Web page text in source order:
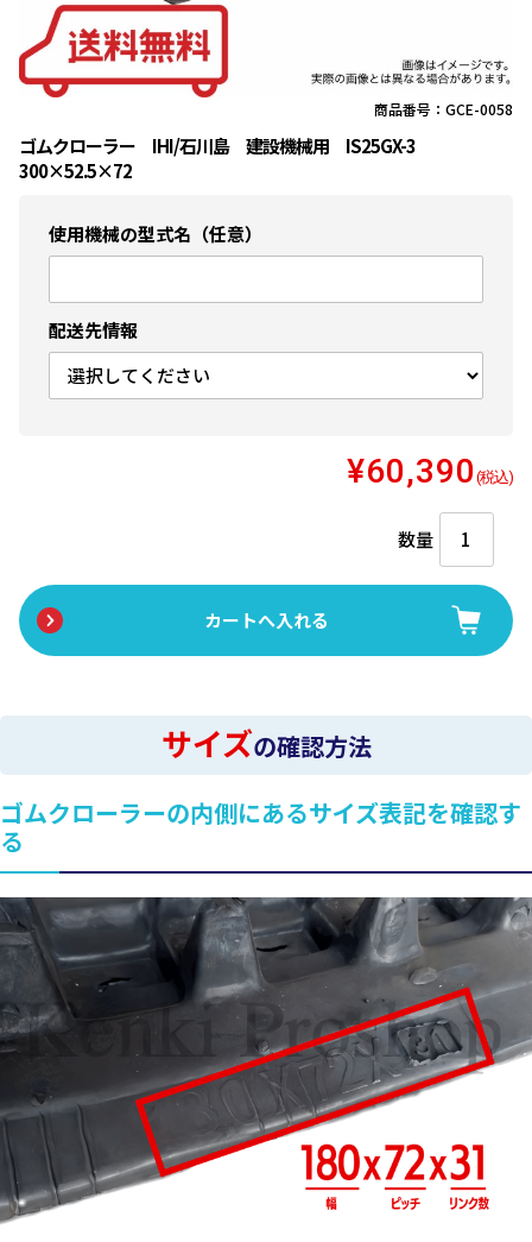
商品番号：GCE-0058
ゴムクローラー IHI/石川島 建設機械用 IS25GX-3
300×52.5×72
使用機械の型式名（任意）
配送先情報
¥60,390 (税込)
数量
サイズの確認方法
ゴムクローラーの内側にあるサイズ表記を確認す
る